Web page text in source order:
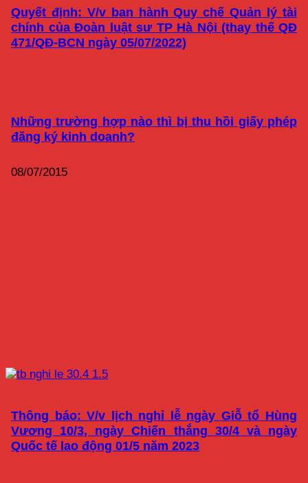
Quyết định: V/v ban hành Quy chế Quản lý tài
chính của Đoàn luật sư TP Hà Nội (thay thế QĐ
471/QĐ-BCN ngày 05/07/2022)
Những trường hợp nào thì bị thu hồi giấy phép
đăng ký kinh doanh?
08/07/2015
Thông báo: V/v lịch nghỉ lễ ngày Giỗ tổ Hùng
Vương 10/3, ngày Chiến thắng 30/4 và ngày
Quốc tế lao động 01/5 năm 2023